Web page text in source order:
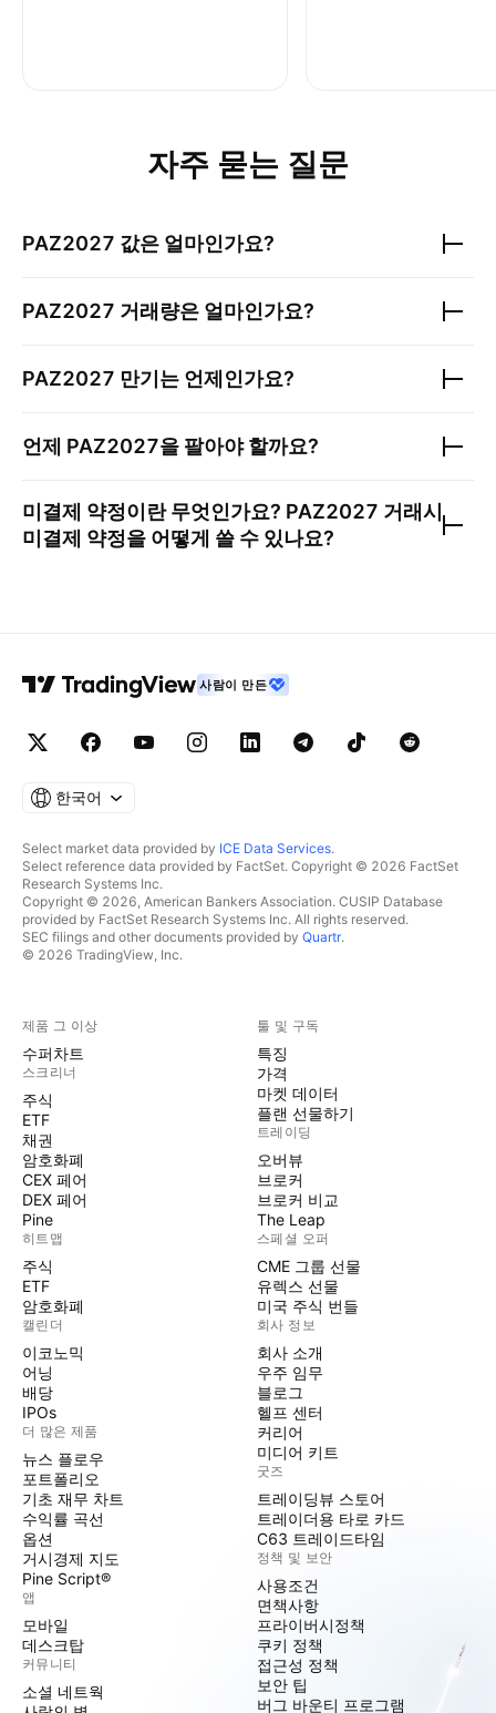
자주 묻는 질문
PAZ2027 값은 얼마인가요?
PAZ2027 거래량은 얼마인가요?
PAZ2027 만기는 언제인가요?
언제 PAZ2027을 팔아야 할까요?
미결제 약정이란 무엇인가요? PAZ2027 거래시
미결제 약정을 어떻게 쓸 수 있나요?
사람이 만든
한국어
Select market data provided by ICE Data Services.
Select reference data provided by FactSet. Copyright © 2026 FactSet
Research Systems Inc.
Copyright © 2026, American Bankers Association. CUSIP Database
provided by FactSet Research Systems Inc. All rights reserved.
SEC filings and other documents provided by Quartr.
© 2026 TradingView, Inc.
제품 그 이상
수퍼차트
스크리너
주식
ETF
채권
암호화폐
CEX 페어
DEX 페어
Pine
히트맵
주식
ETF
암호화폐
캘린더
이코노믹
어닝
배당
IPOs
더 많은 제품
뉴스 플로우
포트폴리오
기초 재무 차트
수익률 곡선
옵션
거시경제 지도
Pine Script®
앱
모바일
데스크탑
커뮤니티
소셜 네트웍
툴 및 구독
특징
가격
마켓 데이터
플랜 선물하기
트레이딩
오버뷰
브로커
브로커 비교
The Leap
스페셜 오퍼
CME 그룹 선물
유렉스 선물
미국 주식 번들
회사 정보
회사 소개
우주 임무
블로그
헬프 센터
커리어
미디어 키트
굿즈
트레이딩뷰 스토어
트레이더용 타로 카드
C63 트레이드타임
정책 및 보안
사용조건
면책사항
프라이버시정책
쿠키 정책
접근성 정책
보안 팁
버그 바운티 프로그램